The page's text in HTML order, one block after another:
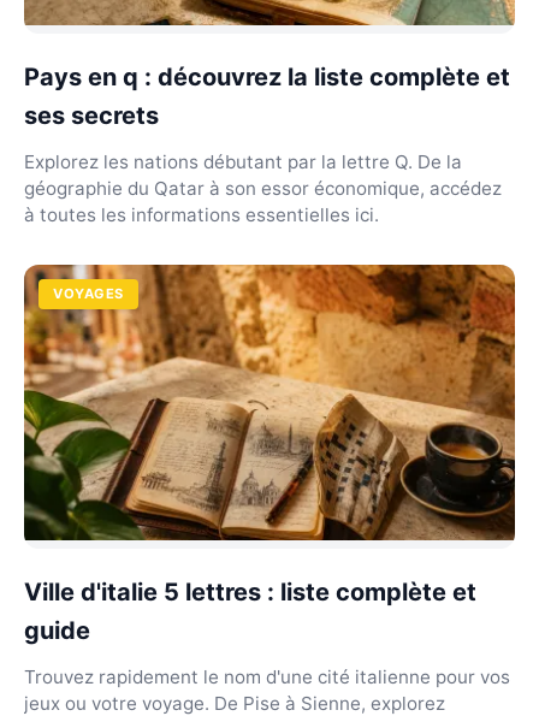
Pays en q : découvrez la liste complète et
ses secrets
Explorez les nations débutant par la lettre Q. De la
géographie du Qatar à son essor économique, accédez
à toutes les informations essentielles ici.
VOYAGES
Ville d'italie 5 lettres : liste complète et
guide
Trouvez rapidement le nom d'une cité italienne pour vos
jeux ou votre voyage. De Pise à Sienne, explorez